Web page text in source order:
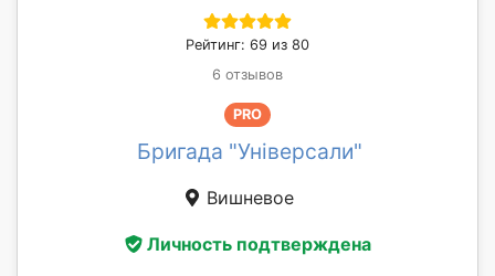
Рейтинг: 69 из 80
6 отзывов
PRO
Бригада "Універсали"
Вишневое
Личность подтверждена